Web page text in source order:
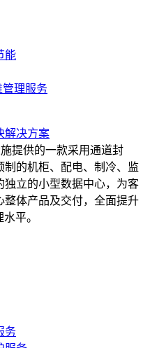
能
理服务
解决方案
提供的一款采用通道封
制的机柜、配电、制冷、监
独立的小型数据中心，为客
整体产品及交付，全面提升
平。
务